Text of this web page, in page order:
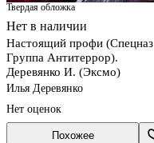
Твердая обложка
Нет в наличии
Настоящий профи (Спецназ
Группа Антитеррор).
Деревянко И. (Эксмо)
Илья Деревянко
Нет оценок
Похожее